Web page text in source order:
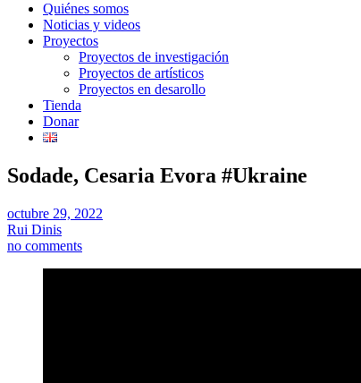
Quiénes somos
Noticias y videos
Proyectos
Proyectos de investigación
Proyectos de artísticos
Proyectos en desarollo
Tienda
Donar
Sodade, Cesaria Evora #Ukraine
octubre 29, 2022
Rui Dinis
no comments